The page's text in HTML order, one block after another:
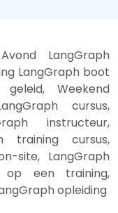
LangGraph
LangGraph boot
Weekend
cursus,
instructeur,
training cursus,
site, LangGraph
op een training,
opleiding